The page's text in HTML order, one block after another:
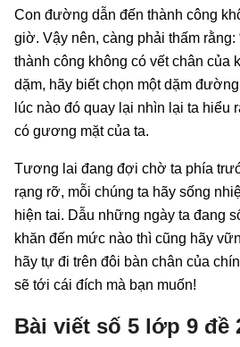
Con đường dẫn đến thành công
giờ. Vậy nên, càng phải thấm rằng:
thành công không có vết chân của
dặm, hãy biết chọn một dặm
lúc nào đó quay lại nhìn lại ta hiểu
có gương mặt của ta.
Tương lai đang đợi chờ ta phía
rạng rỡ, mỗi chúng ta hãy sống
hiện tai. Dẫu những ngày ta đang
khăn đến mức nào thì cũng hãy
hãy tự đi trên đôi bàn chân của
sẽ tới cái đích mà bạn muốn!
Bài viết số 5 lớp 9 đề